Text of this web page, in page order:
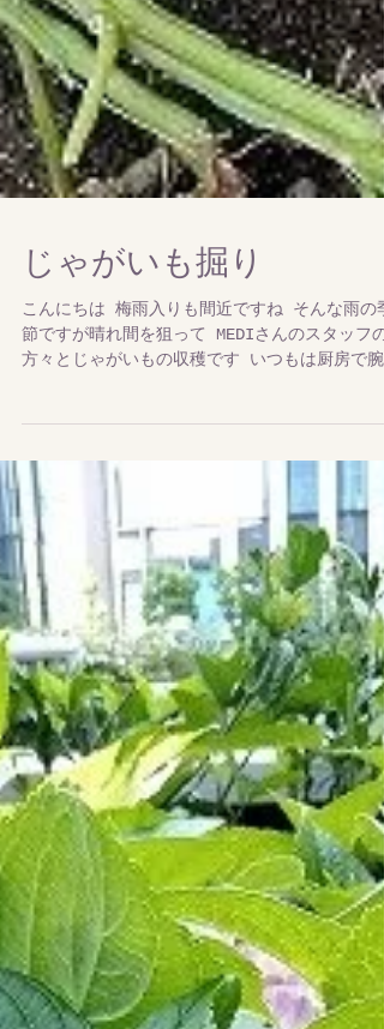
じゃがいも掘り
こんにちは 梅雨入りも間近ですね そんな雨の季
節ですが晴れ間を狙って MEDIさんのスタッフの
方々とじゃがいもの収穫です いつもは厨房で腕
振るっているシェフも参加！ 大勢で掘ると早い
い 3月初めに植え付けた種いもが約三ヶ月で何倍
にも！！ シンシア（白）...